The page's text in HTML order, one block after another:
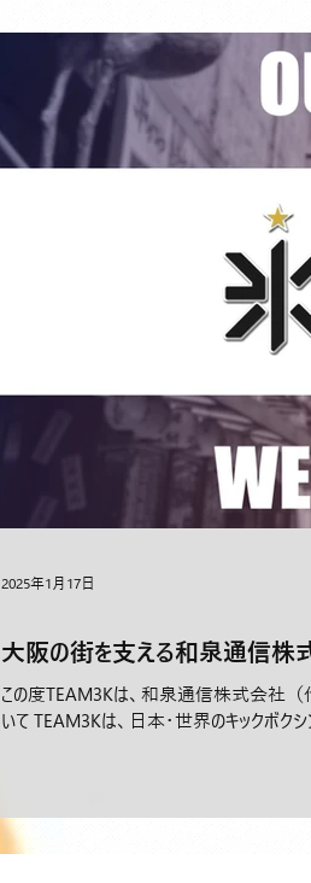
大阪の街を支える和泉通信株
この度TEAM3Kは、和泉通信株式会社（代
いて TEAM3Kは、日本・世界のキックボクシ
2025年1月17日